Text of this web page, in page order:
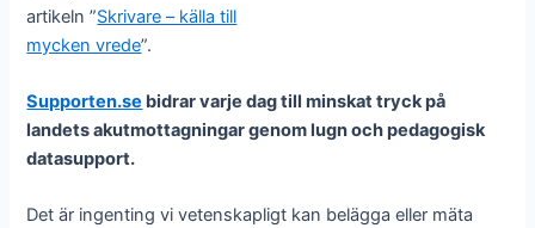
artikeln ”Skrivare – källa till
mycken vrede”.
Supporten.se bidrar varje dag till minskat tryck på
landets akutmottagningar genom lugn och pedagogisk
datasupport.
Det är ingenting vi vetenskapligt kan belägga eller mäta